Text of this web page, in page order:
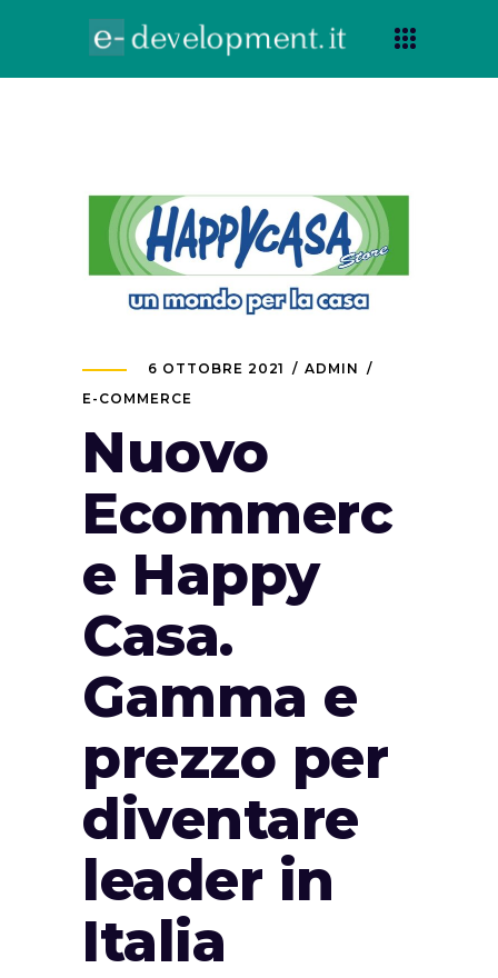
6 OTTOBRE 2021
ADMIN
E-COMMERCE
Nuovo
Ecommerc
e Happy
Casa.
Gamma e
prezzo per
diventare
leader in
Italia